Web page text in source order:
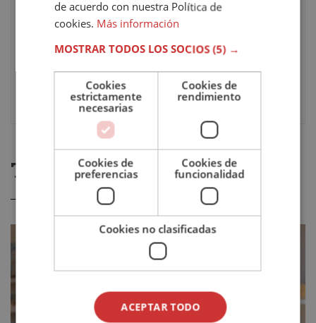
Evaluación Online / A distancia
TE PODRÍA GUSTAR
de acuerdo con nuestra Política de
cookies. Más información
MOSTRAR TODOS LOS SOCIOS(5) →
Cookies
estrictamente
necesarias
Cookies de
rendimiento
Cookies de
preferencias
Cookies de
funcionalidad
Cookies no clasificadas
ACEPTAR TODO